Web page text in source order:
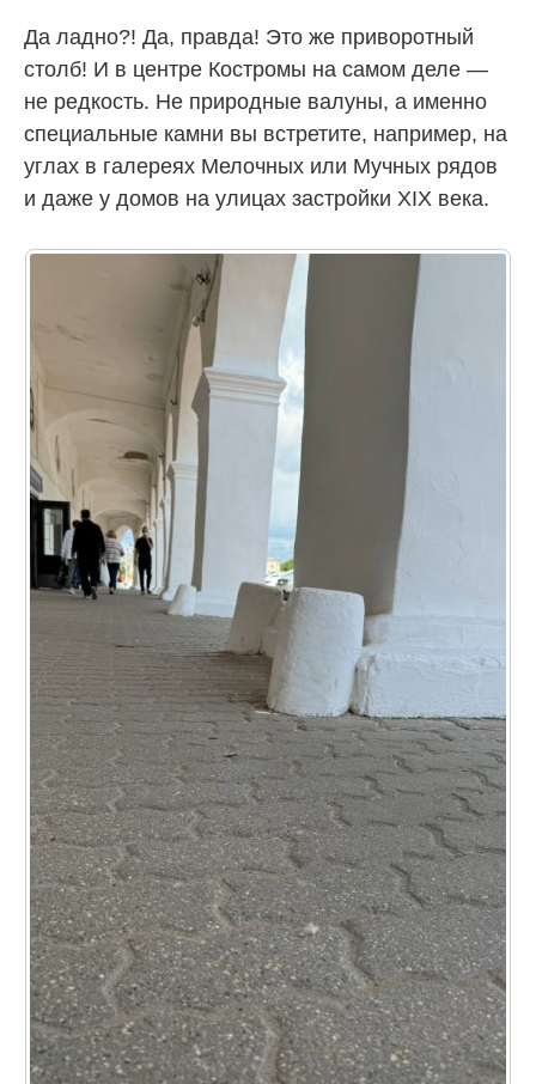
Да ладно?! Да, правда! Это же приворотный
столб! И в центре Костромы на самом деле —
не редкость. Не природные валуны, а именно
специальные камни вы встретите, например, на
углах в галереях Мелочных или Мучных рядов
и даже у домов на улицах застройки XIX века.